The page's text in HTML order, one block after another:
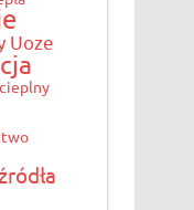
Uoze
źródła